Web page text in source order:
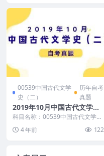
00539中国古代文学
史（二）
历年自考
真题
2019年10月中国古代文学史
（二）自考真题和答案
科目名称：00539中国古代文学史
等教育自学...
4 年前 122